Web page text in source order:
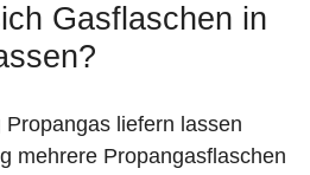
Gasflaschen in
liefern lassen
mehrere Propangasflaschen